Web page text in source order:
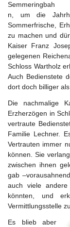
Semmeringbah
n, um die
Sommerfrische,
zu machen und
Kaiser Franz
gelegenen
Schloss Wartholz
Auch Bedienstete
dort doch billiger
Die nachmalige
Erzherzögen in
vertraute
Familie Lechner.
Vertrauten immer
können. Sie
zwischen ihnen
gab
auch viele andere
könnten, und
Vermittlungsstelle
Es blieb aber